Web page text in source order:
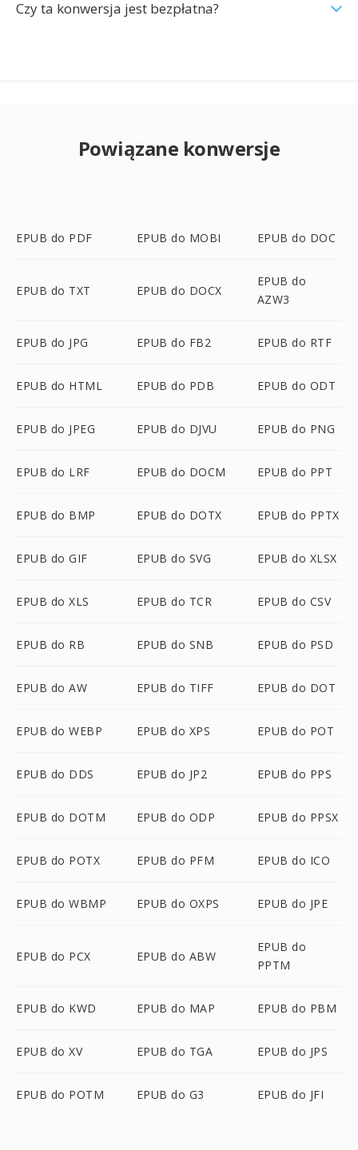
Czy ta konwersja jest bezpłatna?
Powiązane konwersje
EPUB do PDF EPUB do MOBI EPUB do DOC
EPUB do TXT EPUB do DOCX
EPUB do
AZW3
EPUB do JPG EPUB do FB2 EPUB do RTF
EPUB do HTML EPUB do PDB EPUB do ODT
EPUB do JPEG EPUB do DJVU EPUB do PNG
EPUB do LRF EPUB do DOCM EPUB do PPT
EPUB do BMP EPUB do DOTX EPUB do PPTX
EPUB do GIF EPUB do SVG EPUB do XLSX
EPUB do XLS EPUB do TCR EPUB do CSV
EPUB do RB EPUB do SNB EPUB do PSD
EPUB do AW EPUB do TIFF EPUB do DOT
EPUB do WEBP EPUB do XPS EPUB do POT
EPUB do DDS EPUB do JP2 EPUB do PPS
EPUB do DOTM EPUB do ODP EPUB do PPSX
EPUB do POTX EPUB do PFM EPUB do ICO
EPUB do WBMP EPUB do OXPS EPUB do JPE
EPUB do PCX EPUB do ABW
EPUB do
PPTM
EPUB do KWD EPUB do MAP EPUB do PBM
EPUB do XV EPUB do TGA EPUB do JPS
EPUB do POTM EPUB do G3 EPUB do JFI